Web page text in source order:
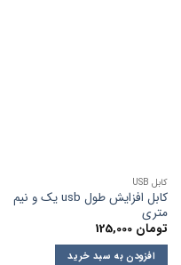
کابل USB
کابل افزایش طول usb یک و نیم
متری
تومان
افزودن به سبد خرید